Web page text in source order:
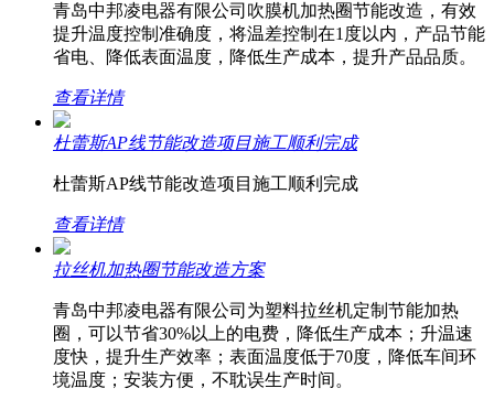
青岛中邦凌电器有限公司吹膜机加热圈节能改造，有效
提升温度控制准确度，将温差控制在1度以内，产品节能
省电、降低表面温度，降低生产成本，提升产品品质。
查看详情
杜蕾斯AP线节能改造项目施工顺利完成
杜蕾斯AP线节能改造项目施工顺利完成
查看详情
拉丝机加热圈节能改造方案
青岛中邦凌电器有限公司为塑料拉丝机定制节能加热
圈，可以节省30%以上的电费，降低生产成本；升温速
度快，提升生产效率；表面温度低于70度，降低车间环
境温度；安装方便，不耽误生产时间。